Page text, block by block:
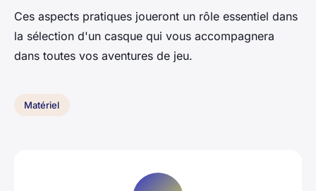
Ces aspects pratiques joueront un rôle essentiel dans
la sélection d'un casque qui vous accompagnera
dans toutes vos aventures de jeu.
Matériel